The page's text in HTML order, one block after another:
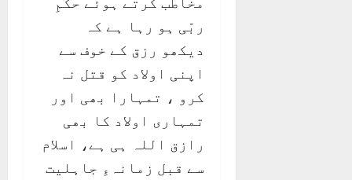
ربّی ہو رہا ہے کہ
دیکھو رزق کے خوف سے
اپنی اولاد کو قتل نہ
کرو ، تمہارا بھی اور
تمہاری اولاد کا بھی
رازق اللہ ہی ہے، اسلام
سے قبل زمانہءِ جاہلیت